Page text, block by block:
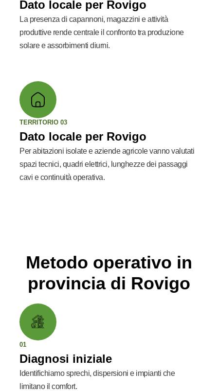
Dato locale per Rovigo
La presenza di capannoni, magazzini e attività
produttive rende centrale il confronto tra produzione
solare e assorbimenti diurni.
TERRITORIO 03
Dato locale per Rovigo
Per abitazioni isolate e aziende agricole vanno valutati
spazi tecnici, quadri elettrici, lunghezze dei passaggi
cavi e continuità operativa.
Metodo operativo in
provincia di Rovigo
01
Diagnosi iniziale
Identifichiamo sprechi, dispersioni e impianti che
limitano il comfort.